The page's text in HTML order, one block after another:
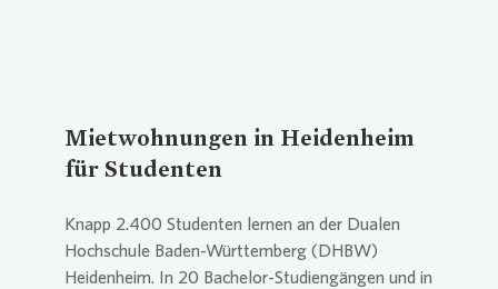
Mietwohnungen in Heidenheim
für Studenten
Knapp 2.400 Studenten lernen an der Dualen
Hochschule Baden-Württemberg (DHBW)
Heidenheim. In 20 Bachelor-Studiengängen und in